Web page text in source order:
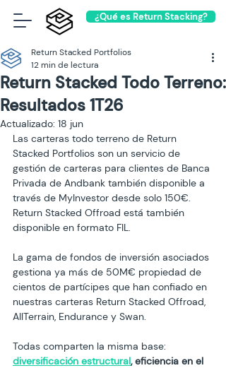
¿Qué es Return Stacking?
Return Stacked Todo Terreno:
Resultados 1T26
Return Stacked Portfolios
12 min de lectura
Actualizado: 18 jun
Las carteras todo terreno de Return
Stacked Portfolios son un servicio de
gestión de carteras para clientes de Banca
Privada de Andbank también disponible a
través de MyInvestor desde solo 150€.
Return Stacked Offroad está también
disponible en formato FIL.
La gama de fondos de inversión asociados
gestiona ya más de 50M€ propiedad de
cientos de partícipes que han confiado en
nuestras carteras Return Stacked Offroad,
AllTerrain, Endurance y Swan.
Todas comparten la misma base:
diversificación estructural, eficiencia en el